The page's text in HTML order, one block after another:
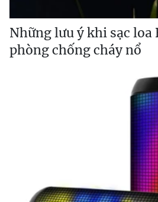
Những lưu ý khi sạc loa
phòng chống cháy nổ